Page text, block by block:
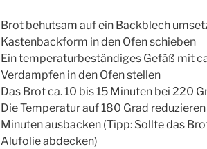
Brot behutsam auf ein Backblech
Kastenbackform in den Ofen schieben
Ein temperaturbeständiges Gefäß mit
Verdampfen in den Ofen stellen
Das Brot ca. 10 bis 15 Minuten bei 220
Die Temperatur auf 180 Grad
Minuten ausbacken (Tipp: Sollte das
Alufolie abdecken)